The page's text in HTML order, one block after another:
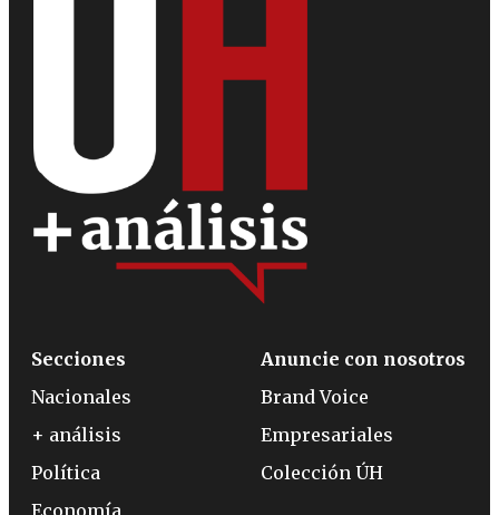
Secciones
Nacionales
+ análisis
Política
Economía
Anuncie con nosotros
Brand Voice
Empresariales
Colección ÚH